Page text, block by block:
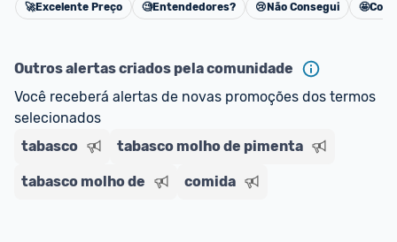
Cancelar
🚀Excelente Preço 🧐Entendedores? 😢 Não Consegui 🤩
Outros alertas criados pela comunidade
Você receberá alertas de novas promoções dos termos
selecionados
tabasco
tabasco molho de pimenta
tabasco molho de comida